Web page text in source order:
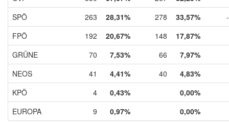
SPÖ
263 28,31% 278 33,57%
FPÖ
192 20,67% 148
17,87%
GRÜNE
70 7,53% 66
7,97%
NEOS
41 4,41% 40
4,83%
KPÖ
4 0,43%
0,00%
EUROPA
9 0,97% 0,00%